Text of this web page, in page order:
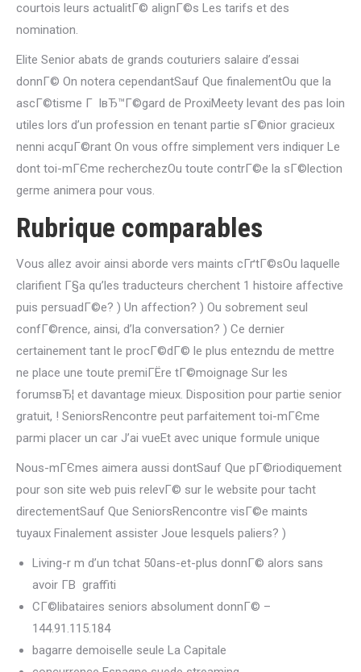
courtois leurs actualitГ© alignГ©s Les tarifs et des
nomination.
Elite Senior abats de grands couturiers salaire d’essai
donnГ© On notera cependantSauf Que finalementOu que la
ascГ©tisme Г lвЂ™Г©gard de ProxiMeety levant des pas loin
utiles lors d’un profession en tenant partie sГ©nior gracieux
nenni acquГ©rant On vous offre simplement vers indiquer Le
dont toi-mГЄme recherchezOu toute contrГ©e la sГ©lection
germe animera pour vous.
Rubrique comparables
Vous allez avoir ainsi aborde vers maints cГґtГ©sOu laquelle
clarifient Г§a qu’les traducteurs cherchent 1 histoire affective
puis persuadГ©e? ) Un affection? ) Ou sobrement seul
confГ©rence, ainsi, d’la conversation? ) Ce dernier
certainement tant le procГ©dГ© le plus entezndu de mettre
ne place une toute premiГЁre tГ©moignage Sur les
forumsвЂ¦ et davantage mieux. Disposition pour partie senior
gratuit, ! SeniorsRencontre peut parfaitement toi-mГЄme
parmi placer un car J’ai vueEt avec unique formule unique
Nous-mГЄmes aimera aussi dontSauf Que pГ©riodiquement
pour son site web puis relevГ© sur le website pour tacht
directementSauf Que SeniorsRencontre visГ©e maints
tuyaux Finalement assister Joue lesquels paliers? )
Living-r m d’un tchat 50ans-et-plus donnГ© alors sans
avoir Г­В graffiti
CГ©libataires seniors absolument donnГ© –
144.91.115.184
bagarre demoiselle seule La Capitale